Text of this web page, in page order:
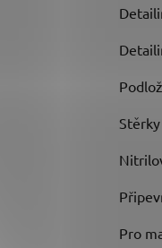
Pro